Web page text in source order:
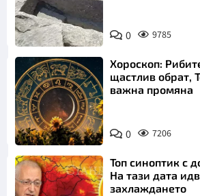
Снимка:
Bulgaria ON
AIR
0 9785
Хороскоп:
щастлив обрат,
важна промяна
0 7206
Топ синоптик с
На тази дата
захлаждането